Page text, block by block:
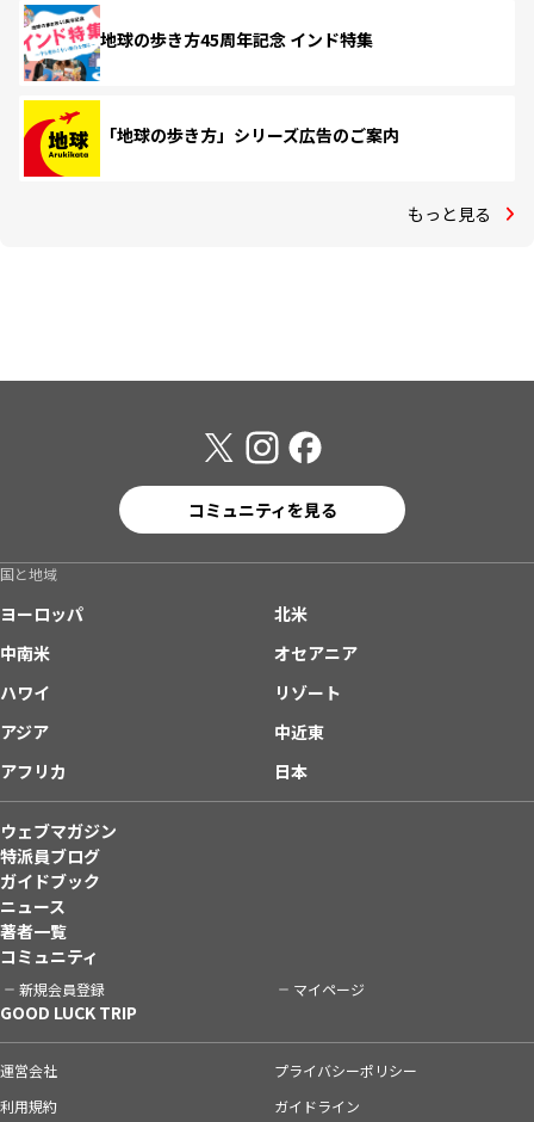
地球の歩き方45周年記念 インド特集
「地球の歩き方」シリーズ広告のご案内
もっと見る
コミュニティを見る
国と地域
ヨーロッパ
北米
中南米
オセアニア
ハワイ
リゾート
アジア
中近東
アフリカ
日本
ウェブマガジン
特派員ブログ
ガイドブック
ニュース
著者一覧
コミュニティ
新規会員登録 マイページ
GOOD LUCK TRIP
運営会社
プライバシーポリシー
利用規約
ガイドライン